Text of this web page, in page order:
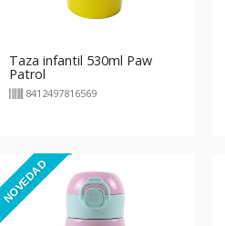
Taza infantil 530ml Paw
Patrol
8412497816569
NOVEDAD